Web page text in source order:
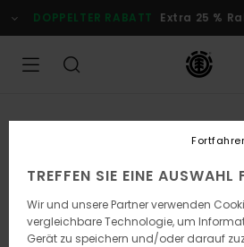
zur
Produktinformation
DOPPELTER RABATT Extra 25 %
TREFFEN SIE EINE AUSWAHL
Wir und unsere Partner verwenden
vergleichbare Technologie, um
Gerät zu speichern und/oder darauf